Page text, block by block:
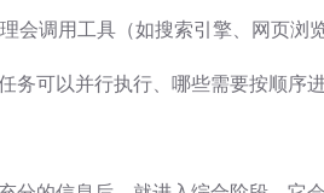
会调用工具（如搜索引擎、网页浏
务可以并行执行、哪些需要按顺序